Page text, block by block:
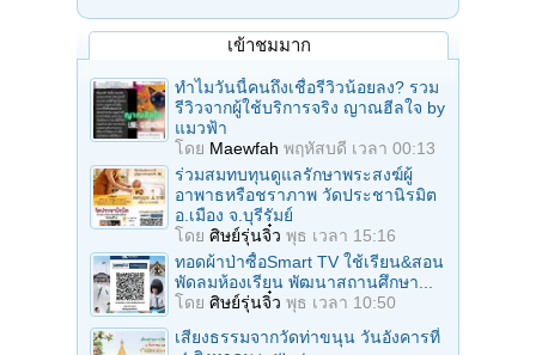
เข้าชมมาก
ทำไมวันนี้คนถึงเชื่อรีวิวน้อยลง? รวม
รีวิวจากผู้ใช้บริการจริง ญาณฮีลใจ by
แมวฟ้า
โดย Maewfah พฤหัสบดี เวลา 00:13
ร่วมสมทบทุนดูแลรักษาพระสงฆ์ผู้
อาพาธหรือชราภาพ วัดประชานิรมิต
อ.เมือง จ.บุรีรัมย์
โดย ศิษย์รุ่นจิ๋ว พุธ เวลา 15:16
ทอดผ้าป่าซื้อSmart TV ใช้เรียน&สอน
พัดลมห้องเรียน พัฒนาสถานศึกษา...
โดย ศิษย์รุ่นจิ๋ว พุธ เวลา 10:50
เสียงธรรมจากวัดท่าขนุน วันอังคารที่